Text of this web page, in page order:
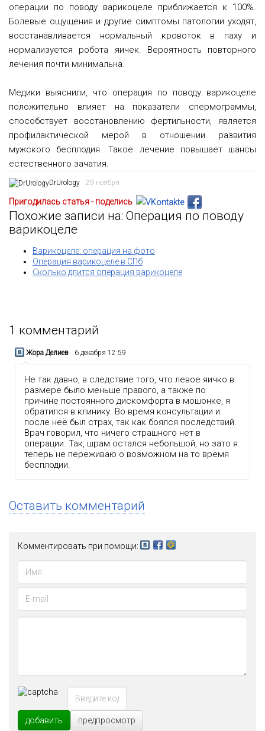
операции по поводу варикоцеле приближается к 100%.
Болевые ощущения и другие симптомы патологии уходят,
восстанавливается нормальный кровоток в паху и
нормализуется робота яичек. Вероятность повторного
лечения почти минимальна.
Медики выяснили, что операция по поводу варикоцеле
положительно влияет на показатели спермограммы,
способствует восстановлению фертильности, является
профилактической мерой в отношении развития
мужского бесплодия. Такое лечение повышает шансы
естественного зачатия.
DrUrology 29 ноября
Пригодилась статья - поделись
Похожие записи на: Операция по поводу
варикоцеле
Варикоцеле: операция на фото
Операция варикоцеле в СПб
Сколько длится операция варикоцеле
1 комментарий
Жора Делиев 6 декабря 12:59
Не так давно, в следствие того, что левое яичко в
размере было меньше правого, а также по
причине постоянного дискомфорта в мошонке, я
обратился в клинику. Во время консультации и
после неё был страх, так как боялся последствий.
Врач говорил, что ничего страшного нет в
операции. Так, шрам остался небольшой, но зато я
теперь не переживаю о возможном на то время
бесплодии.
Оставить комментарий
Комментировать при помощи:
добавить предпросмотр